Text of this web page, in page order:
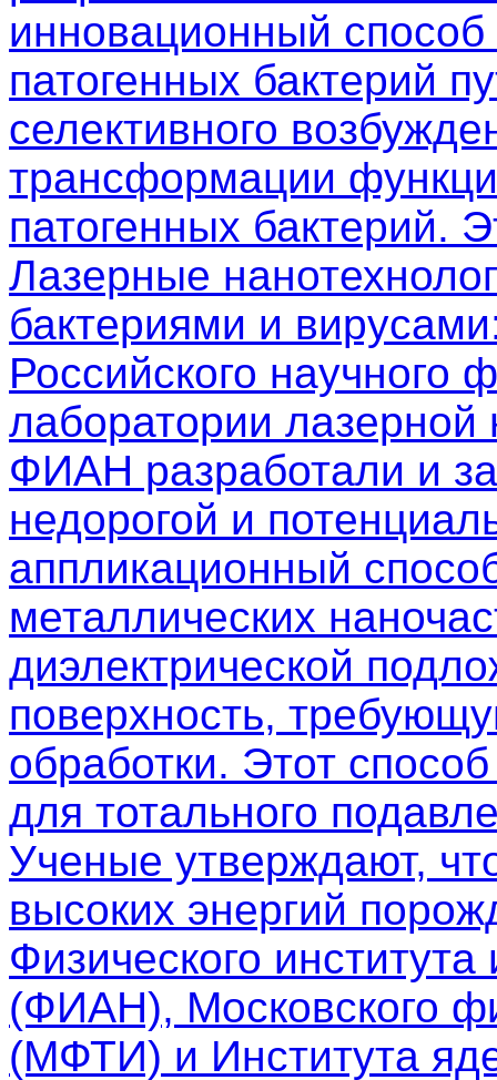
инновационный
патогенных бактерий
селективного
трансформации
патогенных бактерий.
Лазерные
бактериями и вирусами
Российского
лаборатории
ФИАН разработали и
недорогой и
аппликационный
металлических
диэлектрической
поверхность,
обработки. Этот
для тотального
Ученые утверждают,
высоких энергий
Физического
(ФИАН), Московского
(МФТИ) и Института